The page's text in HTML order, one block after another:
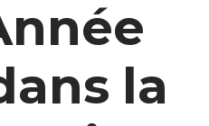
la